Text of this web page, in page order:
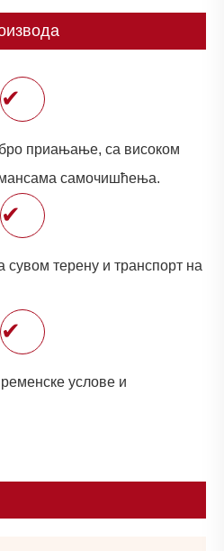
✔
приањање, са високом
самочишћења.
✔
сувом терену и транспорт на
✔
услове и